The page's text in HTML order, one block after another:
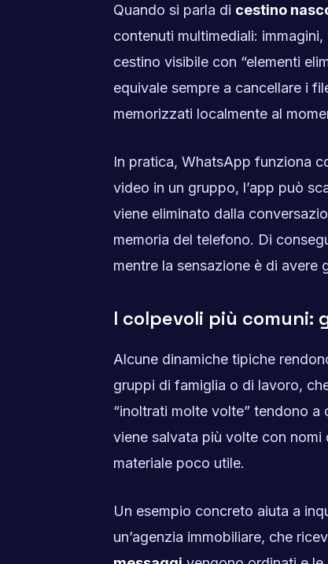
Quando si parla di cestino
contenuti multimediali:
cestino visibile con “elementi
equivale sempre a cancellare i
memorizzati localmente al
In pratica, WhatsApp funziona
video in un gruppo, l’app può
viene eliminato dalla
memoria del telefono. Di
mentre la sensazione è di avere
I colpevoli più
Alcune dinamiche tipiche
gruppi di famiglia o di lavoro,
“inoltrati molte volte” tendono a
viene salvata più volte con
materiale poco utile.
Un esempio concreto aiuta a
un’agenzia immobiliare, che